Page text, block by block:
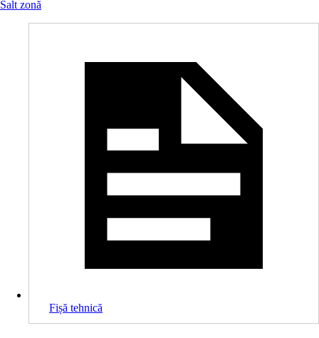
Salt zonă
Fișă tehnică